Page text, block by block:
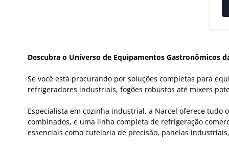
Descubra o Universo de Equipamentos Gastronômicos
Se você está procurando por soluções completas para
refrigeradores industriais, fogões robustos até mixers
Especialista em cozinha industrial, a Narcel oferece
combinados, e uma linha completa de refrigeração
essenciais como cutelaria de precisão, panelas